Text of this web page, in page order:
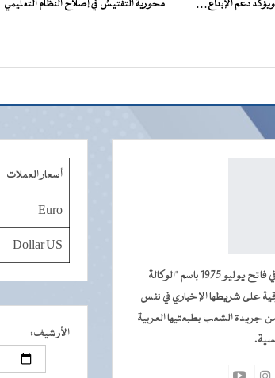
دعم الإبداع…
محورية التفتيش في إصلاح النظام التعليمي
أنشئت الوكالة الموريتانية للأنباء في فاتح يوليو 1975 باسم "الوكالة
على شريطها الإخباري في نفس
جريدة الشعب بطبعتيها العربية
أسعار العملات
Euro
Dollar US
الأرشيف: